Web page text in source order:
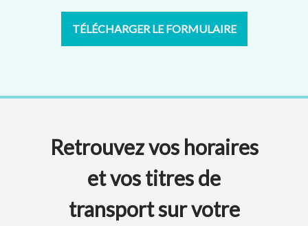
TÉLÉCHARGER LE FORMULAIRE
Retrouvez vos horaires
et vos titres de
transport sur votre